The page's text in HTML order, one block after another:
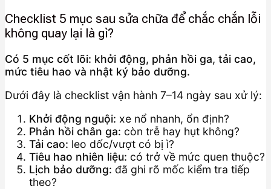
Checklist 5 mục sau sửa chữa để chắc chắn lỗi
không quay lại là gì?
Có 5 mục cốt lõi: khởi động, phản hồi ga, tải cao,
mức tiêu hao và nhật ký bảo dưỡng.
Dưới đây là checklist vận hành 7–14 ngày sau xử lý:
Khởi động nguội: xe nổ nhanh, ổn định?
Phản hồi chân ga: còn trễ hay hụt không?
Tải cao: leo dốc/vượt có bị ì?
Tiêu hao nhiên liệu: có trở về mức quen thuộc?
Lịch bảo dưỡng: đã ghi rõ mốc kiểm tra tiếp
theo?